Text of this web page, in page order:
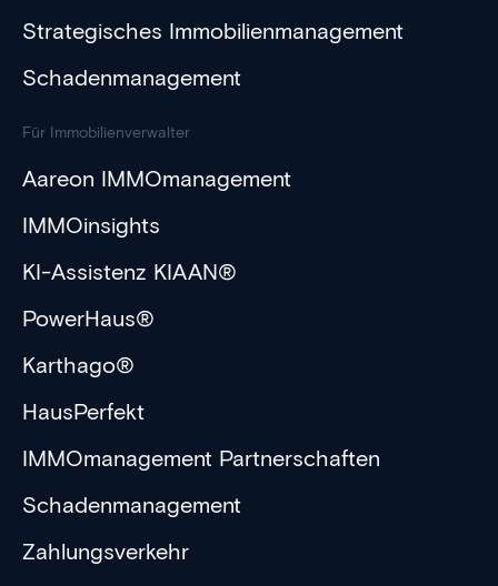
Strategisches Immobilienmanagement
Schadenmanagement
Für Immobilienverwalter
Aareon IMMOmanagement
IMMOinsights
KI-Assistenz KIAAN®
PowerHaus®
Karthago®
HausPerfekt
IMMOmanagement Partnerschaften
Schadenmanagement
Zahlungsverkehr